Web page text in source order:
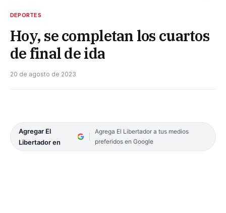
DEPORTES
Hoy, se completan los cuartos
de final de ida
20 de agosto de 2023
Agregar El
Libertador en
Agrega El Libertador a tus medios
preferidos en Google